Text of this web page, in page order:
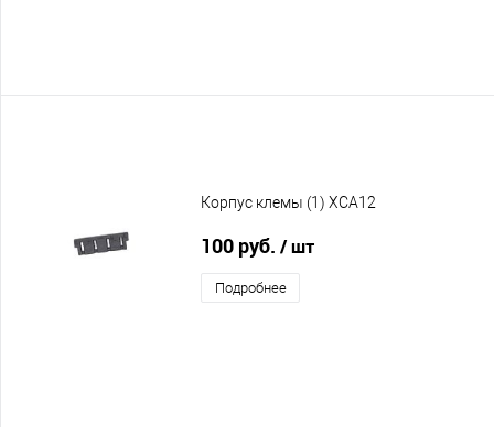
Корпус клемы (1) XCA12
100 руб. / шт
Подробнее